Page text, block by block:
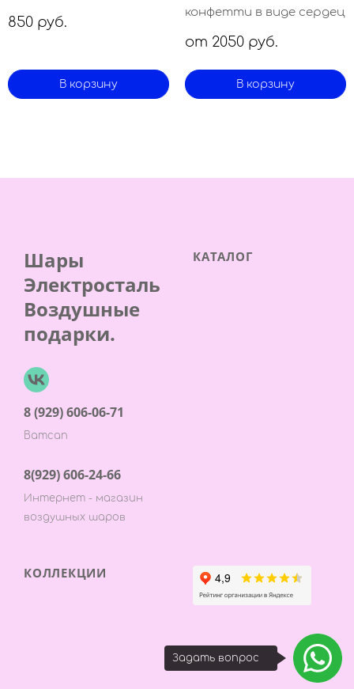
Задать вопрос
850 руб.
В корзину
конфетти в виде сердец
от 2050 руб.
В корзину
Шары
Электросталь
Воздушные
подарки.
8 (929) 606-06-71
Ватсап
8(929) 606-24-66
Интернет - магазин
воздушных шаров
КАТАЛОГ
КОЛЛЕКЦИИ